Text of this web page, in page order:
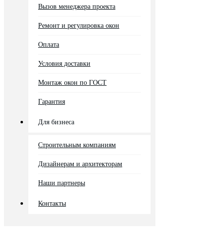
Вызов менеджера проекта
Ремонт и регулировка окон
Оплата
Условия доставки
Монтаж окон по ГОСТ
Гарантия
Для бизнеса
Строительным компаниям
Дизайнерам и архитекторам
Наши партнеры
Контакты